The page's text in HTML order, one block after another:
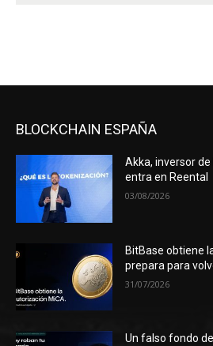
BLOCKCHAIN ESPAÑA
Akka, inversor
entra en Reental
03/08/2026
BitBase obtiene
prepara para
31/07/2026
Un falso fondo